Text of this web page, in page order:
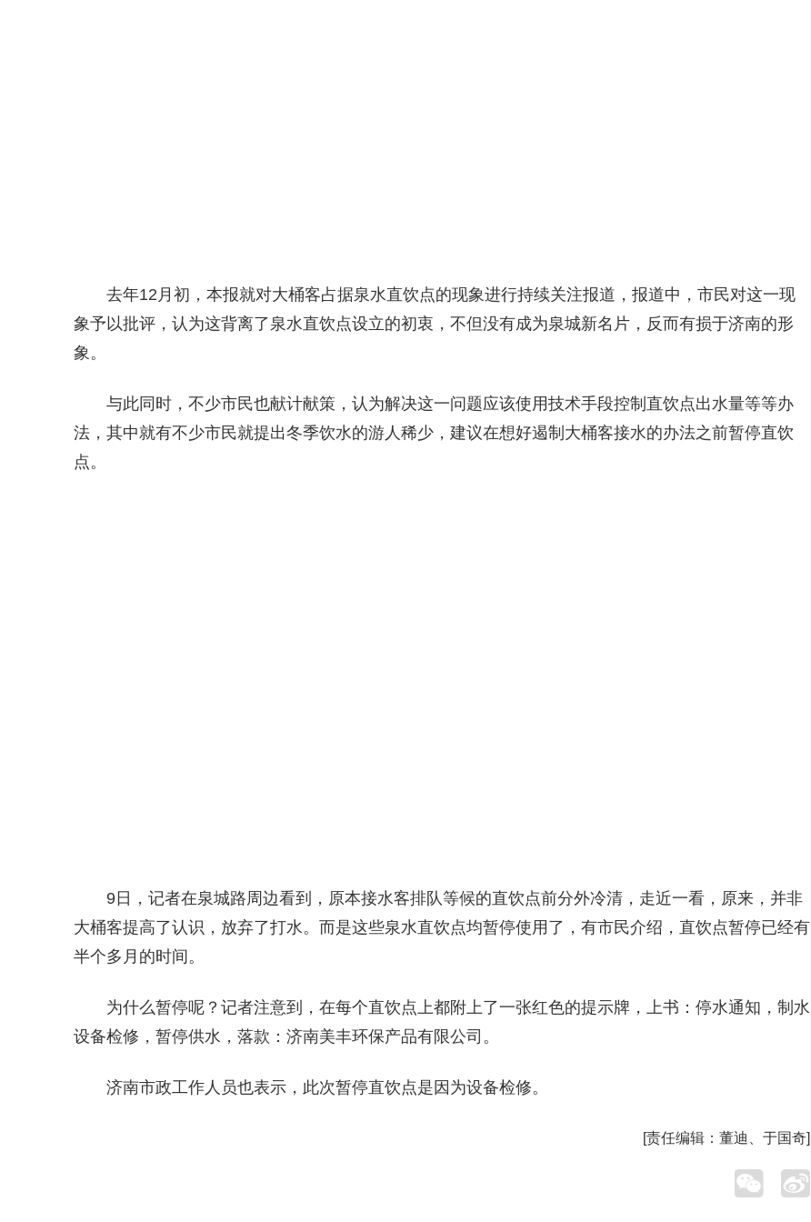
去年12月初，本报就对大桶客占据泉水直饮点的现象进行持续关注报道，报道中，市民对这一现
象予以批评，认为这背离了泉水直饮点设立的初衷，不但没有成为泉城新名片，反而有损于济南的形
象。
与此同时，不少市民也献计献策，认为解决这一问题应该使用技术手段控制直饮点出水量等等办
法，其中就有不少市民就提出冬季饮水的游人稀少，建议在想好遏制大桶客接水的办法之前暂停直饮
点。
9日，记者在泉城路周边看到，原本接水客排队等候的直饮点前分外冷清，走近一看，原来，并非
大桶客提高了认识，放弃了打水。而是这些泉水直饮点均暂停使用了，有市民介绍，直饮点暂停已经有
半个多月的时间。
为什么暂停呢？记者注意到，在每个直饮点上都附上了一张红色的提示牌，上书：停水通知，制水
设备检修，暂停供水，落款：济南美丰环保产品有限公司。
济南市政工作人员也表示，此次暂停直饮点是因为设备检修。
[责任编辑： 董迪、于国奇]